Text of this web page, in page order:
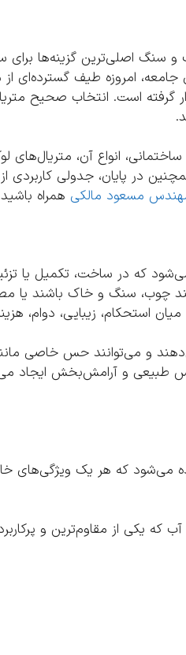
اصلی‌ترین گزینه‌ها برای
جامعه، امروزه طیف گسترده‌ای
گرفته است. انتخاب صحیح
انواع آن، متریال‌های
در پایان، جدولی کاربردی
مهندس مسعود مالکی همراه
که در ساخت، تکمیل یا
چوب، سنگ و خاک باشند یا
استحکام، زیبایی، دوام،
و می‌توانند حس خاصی
طبیعی و آرامش‌بخش ایجاد
می‌شود که هر یک ویژگی‌های
که یکی از مقاوم‌ترین و